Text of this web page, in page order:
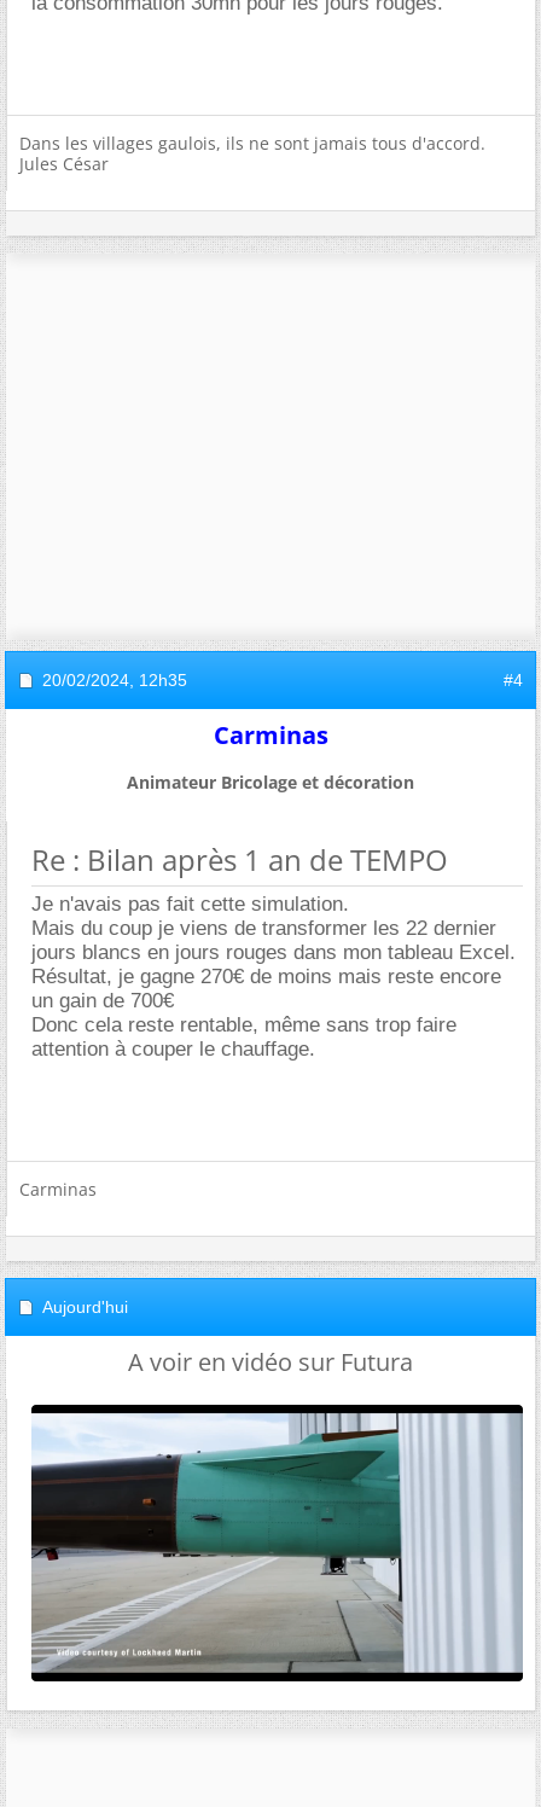
Dans les villages gaulois, ils ne sont jamais tous d'accord.
Jules César
20/02/2024, 12h35 #4
Carminas
Animateur Bricolage et décoration
Re : Bilan après 1 an de TEMPO
Je n'avais pas fait cette simulation.
Mais du coup je viens de transformer les 22 dernier
jours blancs en jours rouges dans mon tableau Excel.
Résultat, je gagne 270€ de moins mais reste encore
un gain de 700
Donc cela reste rentable, même sans trop faire
attention à couper le chauffage.
Carminas
Aujourd'hui
A voir en vidéo sur Futura